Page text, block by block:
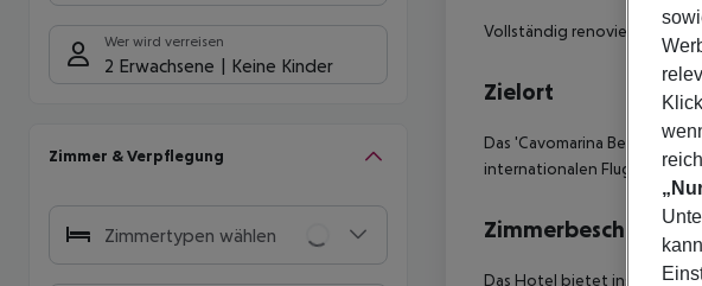
Wer wird verreisen
2 Erwachsene Keine Kinder
Zimmer & Verpflegung
Zimmertypen wählen
Vollständig renoviert 4* -
Zielort
Das 'Cavomarina Beach
internationalen Flughafen
Das Hotel bietet insgesamt